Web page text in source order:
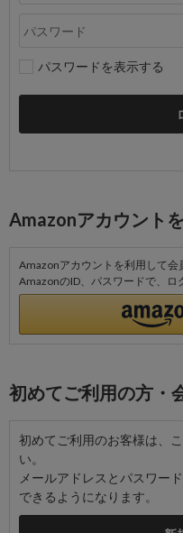
パスワードを表示する
Amazonアカウント
Amazonアカウントを利用して会
AmazonのID、パスワードで、ロ
初めてご利用の方・
初めてご利用のお客様は、
い。
メールアドレスとパスワー
できるようになります。